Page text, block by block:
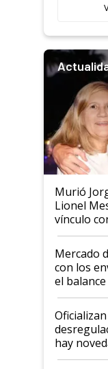
Murió
Lionel
vínculo
Mercado
con los
el balance
Posta
hay
la hidrovía